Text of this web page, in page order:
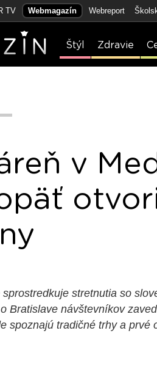
TV Webmagazín Webreport
Štýl Zdravie
v
stretnutia so
Bratislave návštevníkov
spoznajú tradičné trhy a prvé